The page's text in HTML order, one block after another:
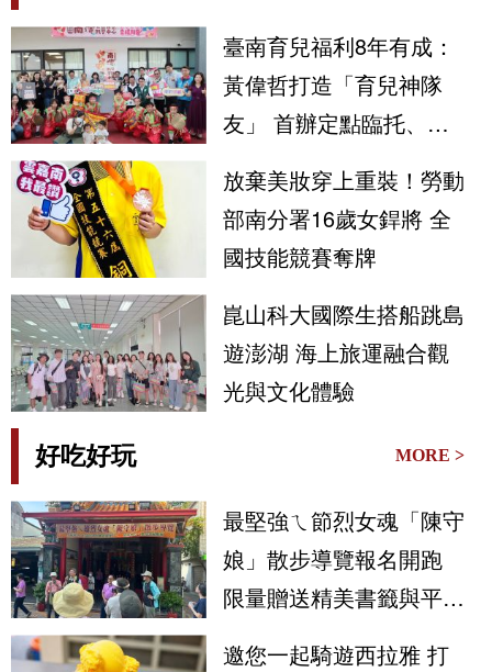
臺南育兒福利8年有成：
黃偉哲打造「育兒神隊
友」 首辦定點臨托、育
放棄美妝穿上重裝！勞動
部南分署16歲女銲將 全
國技能競賽奪牌
崑山科大國際生搭船跳島
遊澎湖 海上旅運融合觀
光與文化體驗
好吃好玩 MORE >
最堅強ㄟ節烈女魂「陳守
娘」散步導覽報名開跑
限量贈送精美書籤與平安
邀您一起騎遊西拉雅 打